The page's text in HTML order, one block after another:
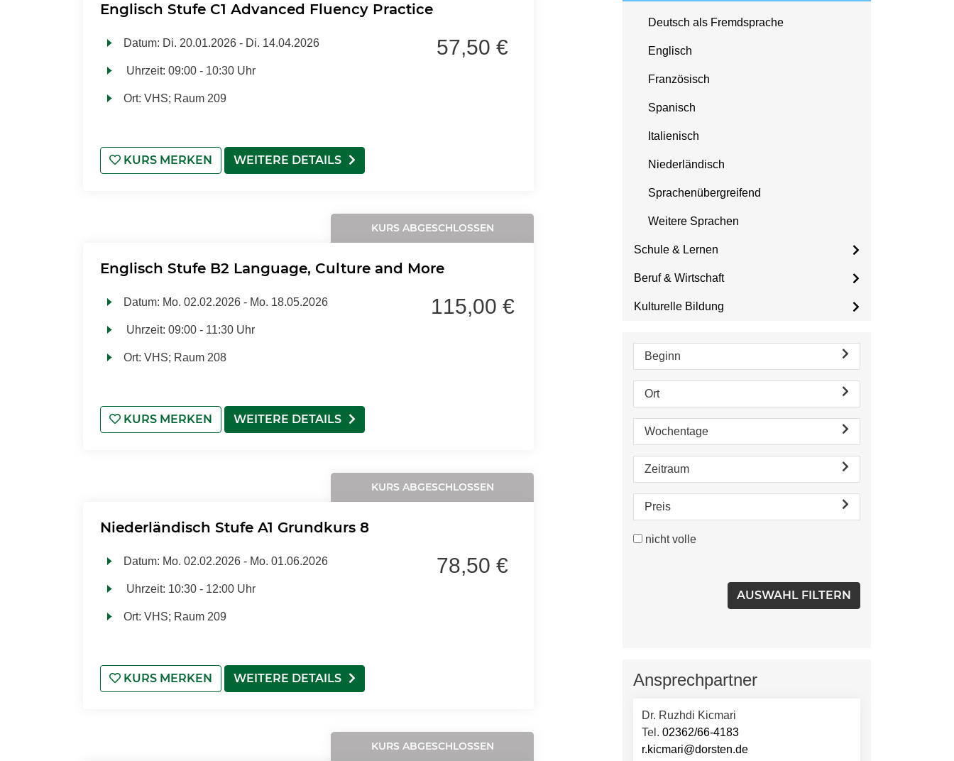
Englisch Stufe C1 Advanced Fluency Practice
Datum: Di. 20.01.2026 - Di. 14.04.2026
Uhrzeit: 09:00 - 10:30 Uhr
Ort: VHS; Raum 209
57,50 €
KURS MERKEN WEITERE DETAILS
KURS ABGESCHLOSSEN
Englisch Stufe B2 Language, Culture and More
Datum: Mo. 02.02.2026 - Mo. 18.05.2026
Uhrzeit: 09:00 - 11:30 Uhr
Ort: VHS; Raum 208
115,00 €
KURS MERKEN WEITERE DETAILS
KURS ABGESCHLOSSEN
Niederländisch Stufe A1 Grundkurs 8
Datum: Mo. 02.02.2026 - Mo. 01.06.2026
Uhrzeit: 10:30 - 12:00 Uhr
Ort: VHS; Raum 209
78,50 €
KURS MERKEN WEITERE DETAILS
KURS ABGESCHLOSSEN
Deutsch als Fremdsprache
Englisch
Französisch
Spanisch
Italienisch
Niederländisch
Sprachenübergreifend
Weitere Sprachen
Schule & Lernen
Beruf & Wirtschaft
Kulturelle Bildung
Beginn
Ort
Wochentage
Zeitraum
Preis
nicht volle
Ansprechpartner
Dr. Ruzhdi Kicmari
Tel. 02362/66-4183
r.kicmari@dorsten.de